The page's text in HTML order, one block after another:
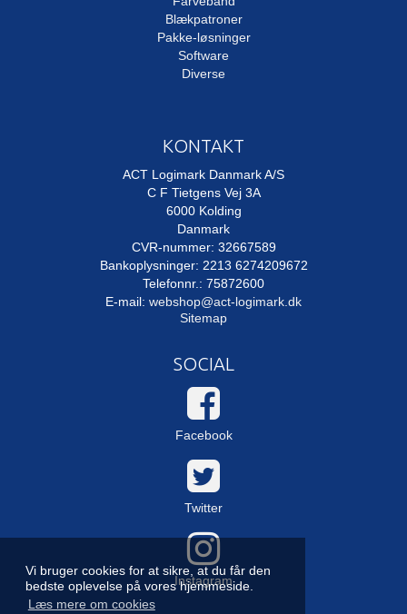
Vi bruger cookies for at sikre, at du får den
bedste oplevelse på vores hjemmeside.
Læs mere om cookies
Blækpatroner
Pakke-løsninger
Software
Diverse
KONTAKT
ACT Logimark Danmark A/S
C F Tietgens Vej 3A
6000 Kolding
Danmark
CVR-nummer: 32667589
Bankoplysninger: 2213 6274209672
Telefonnr.: 75872600
E-mail: webshop@act-logimark.dk
Sitemap
SOCIAL
Facebook
Twitter
Instagram